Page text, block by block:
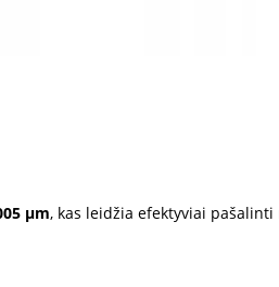
µm, kas leidžia efektyviai